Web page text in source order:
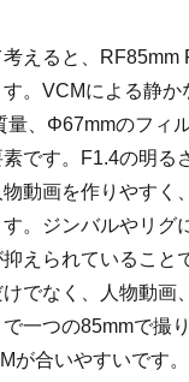
えると、RF85mm
。VCMによる静か
量、Φ67mmのフィ
です。F1.4の明る
動画を作りやすく
。ジンバルやリグ
えられていること
でなく、人物動画
一つの85mmで撮
が合いやすいです